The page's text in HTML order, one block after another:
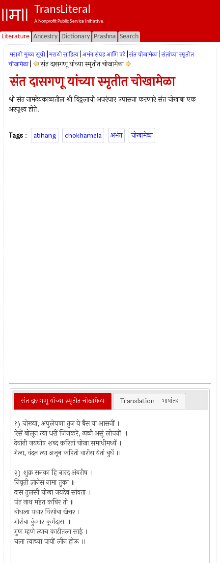
TransLiteral
A Nonprofit Public Service Initiative.
Literature Ancestry Dictionary Prashna Search
मराठी मुख्य सूची मराठी साहित्य अभंग संग्रह आणि पदे संत चोखामेळा संतांच्या स्मृतीत
चोखामेळा
संत दासगणू यांच्या स्मृतीत चोखामेळा
संत दासगणू यांच्या स्मृतीत चोखामेळा
श्री संत नामदेवकाळातील श्री विठ्ठलाची अपरंपार उपासना करणारे संत चोखाबा एक
अस्‍पृश्‍य होते.
Tags : abhang chokhamela अभंग चोखामेळा
संत दासगणू यांच्या स्मृतीत चोखामेळा Translation - भाषांतर
१) चोख्या, अपुलेपणा तुज ये बैस या आसनीं ।
ऐसें बोलून त्या धरी जिजकरें, ढाळी असूं लोचनीं ॥
देवांनी जयघोष शब्द करितां चोखा समाधीमध्यें ।
गेला, वंदन त्या अजून करिती वारीस येतां बुधें ॥
२) शुक्र सनका हि नारद अंबरीष ।
निवृत्ती ज्ञानेस नामा तुका ॥
दास तुलसी चोखा जयदेव सांवता ।
पंत नाथ महेत कबिर तो ॥
बोधला पवार विसोबा खेचर ।
गोरोबा कुंभार कूर्मदास ॥
गुण म्हणे त्याच काटीतला साई ।
चला त्याच्या पायीं लीन होऊ ॥